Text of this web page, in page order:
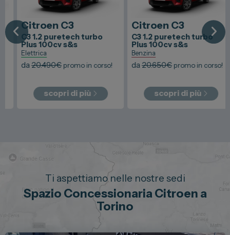
CitroenC3
C3 1.2 puretech turbo
Plus 100cv s&s
Elettrica
20.490€promo in corso!
scopri di più
CitroenC3
C3 1.2 puretech turbo
Plus 100cv s&s
Benzina
20.650€promo in corso!
scopri di più
Ti aspettiamo nelle nostre sedi
Spazio Concessionaria Citroen a
Torino